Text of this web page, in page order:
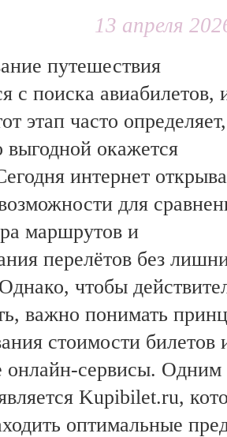
13 апреля
путешествия
с поиска авиабилетов,
этап часто определяет,
выгодной окажется
интернет
для
маршрутов и
перелётов без
чтобы
важно понимать
стоимости билетов
сервисы. Одним
Kupibilet.ru,
оптимальные